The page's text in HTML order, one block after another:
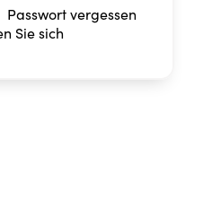
Passwort vergessen
Sie sich